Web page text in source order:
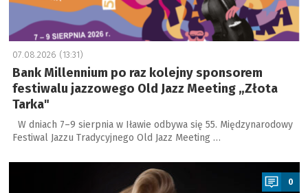
07.08.2026 (13:31)
Bank Millennium po raz kolejny sponsorem
festiwalu jazzowego Old Jazz Meeting „Złota
Tarka"
W dniach 7–9 sierpnia w Iławie odbywa się 55. Międzynarodowy
Festiwal Jazzu Tradycyjnego Old Jazz Meeting …
a
0